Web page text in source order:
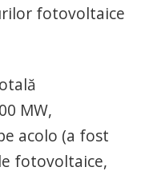
fotovoltaice
MW,
acolo (a fost
fotovoltaice,